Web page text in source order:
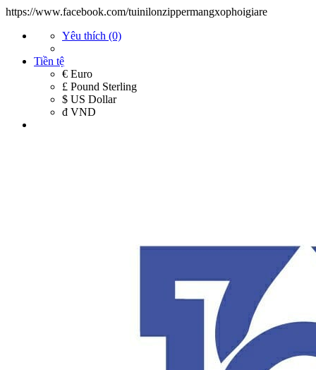
https://www.facebook.com/tuinilonzippermangxophoigiare
Yêu thích (0)
Tiền tệ
€ Euro
£ Pound Sterling
$ US Dollar
đ VND